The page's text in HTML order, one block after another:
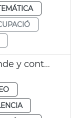
Convocatoria ayudas emprende y contrata